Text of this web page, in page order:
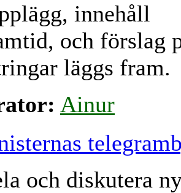
innehåll
och förslag
läggs fram.
Ainur
och diskutera